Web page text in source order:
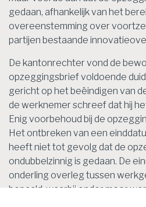
gedaan, afhankelijk van het
overeenstemming over
partijen bestaande
De kantonrechter vond de
opzeggingsbrief voldoende
gericht op het beëindigen van
de werknemer schreef dat hij
Enig voorbehoud bij de
Het ontbreken van een
heeft niet tot gevolg dat de
ondubbelzinnig is gedaan. De
onderling overleg tussen
bepaald, waarbij onder meer